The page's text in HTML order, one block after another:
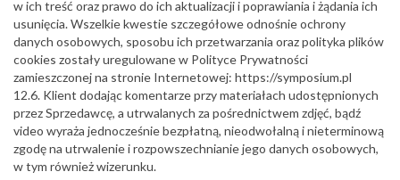
w ich treść oraz prawo do ich aktualizacji i poprawiania i żądania ich
usunięcia. Wszelkie kwestie szczegółowe odnośnie ochrony
danych osobowych, sposobu ich przetwarzania oraz polityka plików
cookies zostały uregulowane w Polityce Prywatności
zamieszczonej na stronie Internetowej: https://symposium.pl
12.6. Klient dodając komentarze przy materiałach udostępnionych
przez Sprzedawcę, a utrwalanych za pośrednictwem zdjęć, bądź
video wyraża jednocześnie bezpłatną, nieodwołalną i nieterminową
zgodę na utrwalenie i rozpowszechnianie jego danych osobowych,
w tym również wizerunku.